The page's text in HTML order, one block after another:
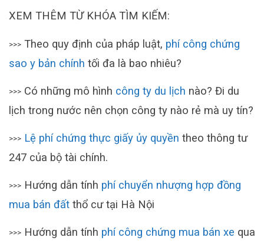
XEM THÊM TỪ KHÓA TÌM KIẾM:
>>> Theo quy định của pháp luật, phí công chứng
sao y bản chính tối đa là bao nhiêu?
>>> Có những mô hình công ty du lịch nào? Đi du
lịch trong nước nên chọn công ty nào rẻ mà uy tín?
>>> Lệ phí chứng thực giấy ủy quyền theo thông tư
247 của bộ tài chính.
>>> Hướng dẫn tính phí chuyển nhượng hợp đồng
mua bán đất thổ cư tại Hà Nội
>>> Hướng dẫn tính phí công chứng mua bán xe qua